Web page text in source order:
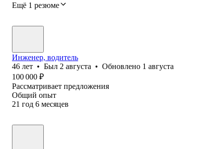
Ещё 1 резюме
Инженер, водитель
46 лет • Был 2 августа • Обновлено 1 августа
100 000 ₽
Рассматривает предложения
Общий опыт
21 год 6 месяцев